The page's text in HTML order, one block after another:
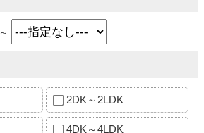
～
2DK～2LDK
4DK～4LDK